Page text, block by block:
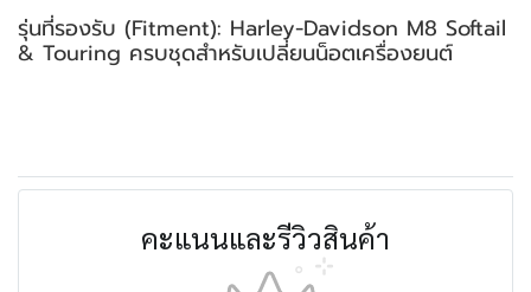
รุ่นที่รองรับ (Fitment): Harley-Davidson M8 Softail
& Touring ครบชุดสำหรับเปลี่ยนน็อตเครื่องยนต์
คะแนนและรีวิวสินค้า